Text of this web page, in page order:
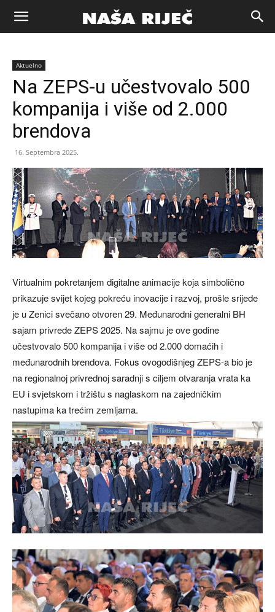
Naša
riječ
Zenica
Aktuelno
Na ZEPS-u učestvovalo 500
kompanija i više od 2.000
brendova
16. Septembra 2025.
Virtualnim pokretanjem digitalne animacije koja simbolično
prikazuje svijet kojeg pokreću inovacije i razvoj, prošle srijede
je u Zenici svečano otvoren 29. Međunarodni generalni BH
sajam privrede ZEPS 2025. Na sajmu je ove godine
učestvovalo 500 kompanija i više od 2.000 domaćih i
međunarodnih brendova. Fokus ovogodišnjeg ZEPS-a bio je
na regionalnoj privrednoj saradnji s ciljem otvaranja vrata ka
EU i svjetskom i tržištu s naglaskom na zajedničkim
nastupima ka trećim zemljama.